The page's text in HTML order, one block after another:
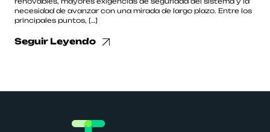
necesidad de avanzar con una mirada de largo plazo. Entre los
principales puntos, […]
Seguir Leyendo